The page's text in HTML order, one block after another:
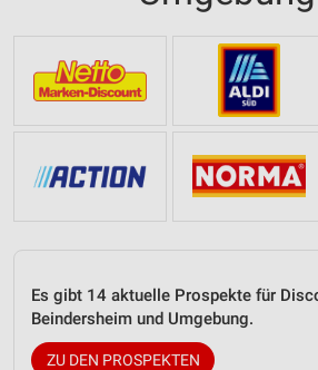
Es gibt 14 aktuelle Prospekte für
Beindersheim und Umgebung.
ZU DEN PROSPEKTEN